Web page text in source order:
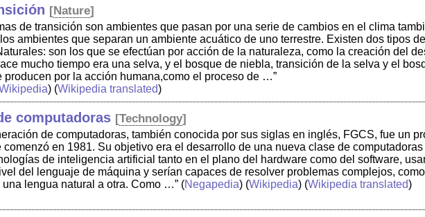
[Nature]
de transición son ambientes que pasan por una serie de cambios en el clima
ambientes que separan un ambiente acuático de uno terrestre. Existen dos tipos de
son los que se efectúan por acción de la naturaleza, como la creación del
mucho tiempo era una selva, y el bosque de niebla, transición de la selva y el
producen por la acción humana,como el proceso de …”
) (Wikipedia translated)
computadoras [Technology]
de computadoras, también conocida por sus siglas en inglés, FGCS, fue un
comenzó en 1981. Su objetivo era el desarrollo de una nueva clase de
de inteligencia artificial tanto en el plano del hardware como del software,
del lenguaje de máquina y serían capaces de resolver problemas complejos,
lengua natural a otra. Como …” (Negapedia) (Wikipedia) (Wikipedia translated)